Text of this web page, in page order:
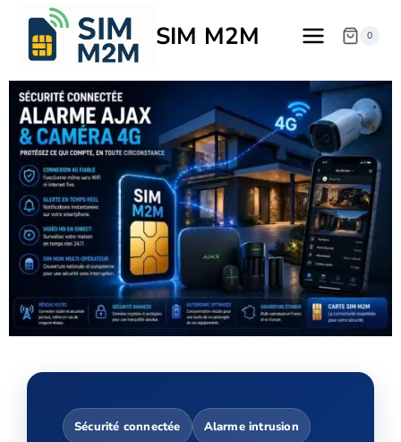
SIM M2M 0
Sécurité connectée Alarme intrusion